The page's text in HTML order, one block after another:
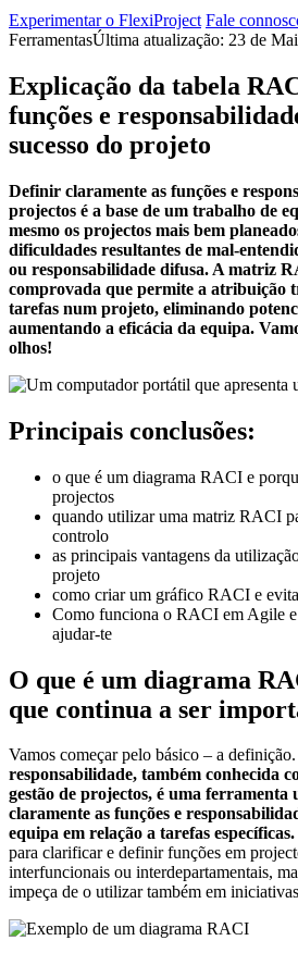
Experimentar o FlexiProject Fale
FerramentasÚltima atualização: 23 de
Explicação da tabela
funções e
sucesso do projeto
Definir claramente as funções e
projectos é a base de um trabalho de
mesmo os projectos mais bem
dificuldades resultantes de mal-
ou responsabilidade difusa. A matriz
comprovada que permite a atribuição
tarefas num projeto, eliminando
aumentando a eficácia da equipa.
olhos!
Principais conclusões:
o que é um diagrama RACI e
projectos
quando utilizar uma matriz RACI
controlo
as principais vantagens da
projeto
como criar um gráfico RACI e
Como funciona o RACI em Agile
ajudar-te
O que é um diagrama
que continua a ser
Vamos começar pelo básico – a definição.
responsabilidade, também conhecida
gestão de projectos, é uma
claramente as funções e
equipa em relação a tarefas específicas.
para clarificar e definir funções em
interfuncionais ou interdepartamentais,
impeça de o utilizar também em